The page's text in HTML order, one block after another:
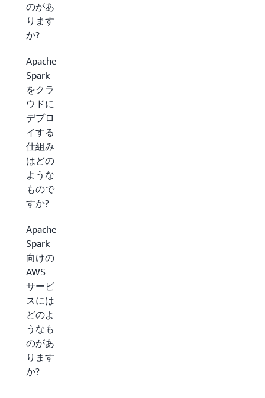
のがあ
ります
か?
Apache
Spark
をクラ
ウドに
デプロ
イする
仕組み
はどの
ような
もので
すか?
Apache
Spark
向けの
AWS
サービ
スには
どのよ
うなも
のがあ
ります
か?